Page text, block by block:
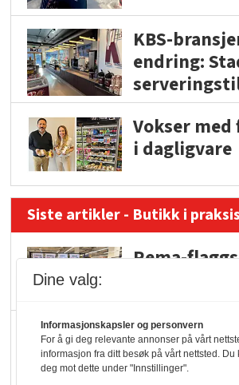
KBS-
endring:
Vokser
i dagligvare
Siste artikler - Butikk i praksis
Rema-
Slik
ølsalget
Dine valg:
Informasjonskapsler og personvern
For å gi deg relevante annonser på vårt
informasjon fra ditt besøk på vårt nettsted. Du
deg mot dette under "Innstillinger".